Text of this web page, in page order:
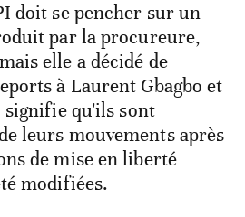
doit se pencher sur un
par la procureure,
elle a décidé de
à Laurent Gbagbo et
signifie qu'ils sont
leurs mouvements après
de mise en liberté
modifiées.